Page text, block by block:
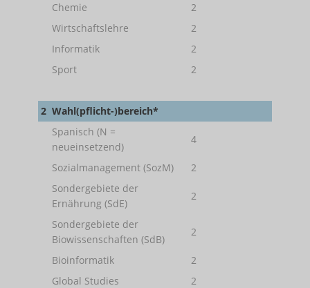
Chemie
2
Wirtschaftslehre
2
Informatik
2
Sport
2
2 Wahl(pflicht-)bereich*
Spanisch (N =
neueinsetzend)
4
Sozialmanagement (SozM)
2
Sondergebiete der
Ernährung (SdE)
2
Sondergebiete der
Biowissenschaften (SdB)
2
Bioinformatik
2
Global Studies
2